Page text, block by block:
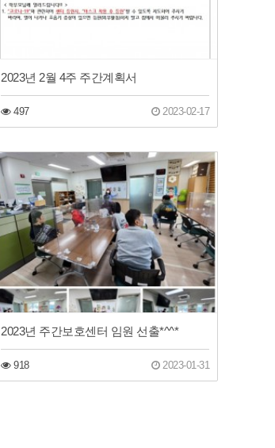
2023년 2월 4주 주간계획서
497 2023-02-17
2023년 주간보호센터 임원 선출*^^*
918 2023-01-31